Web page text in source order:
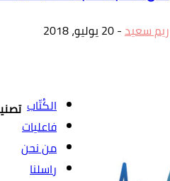
ريم سعيد-20 يوليو، 2018
الكُتّاب
فاعليات
من نحن
راسلنا